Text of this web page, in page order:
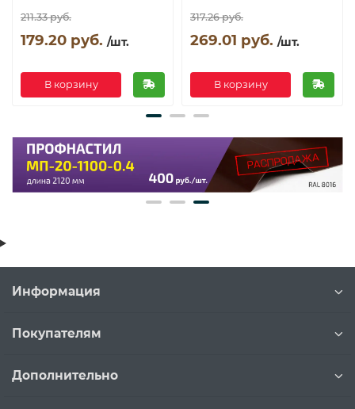
211.33 руб.
179.20 руб. /шт.
В корзину
317.26 руб.
269.01 руб. /шт.
В корзину
Информация
Покупателям
Дополнительно